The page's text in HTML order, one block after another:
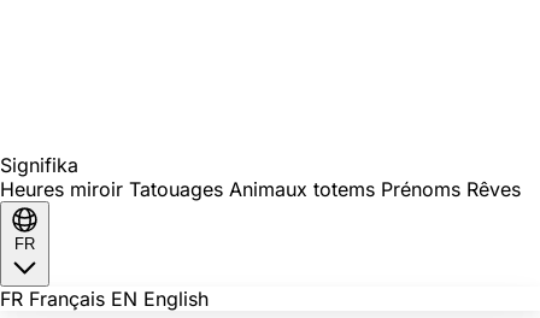
Signifika
Heures miroir Tatouages Animaux totems Prénoms Rêves
FR
FR Français EN English